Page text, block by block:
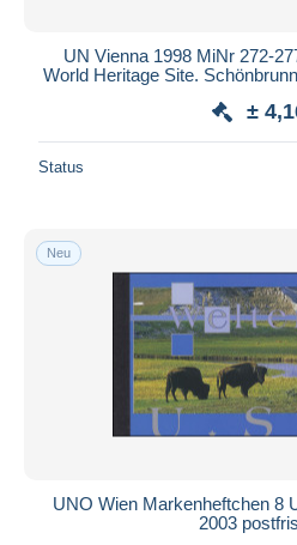
UN Vienna 1998 MiNr 272-
World Heritage Site.
±
Status
Neu
UNO Wien Markenheftchen 8
2003